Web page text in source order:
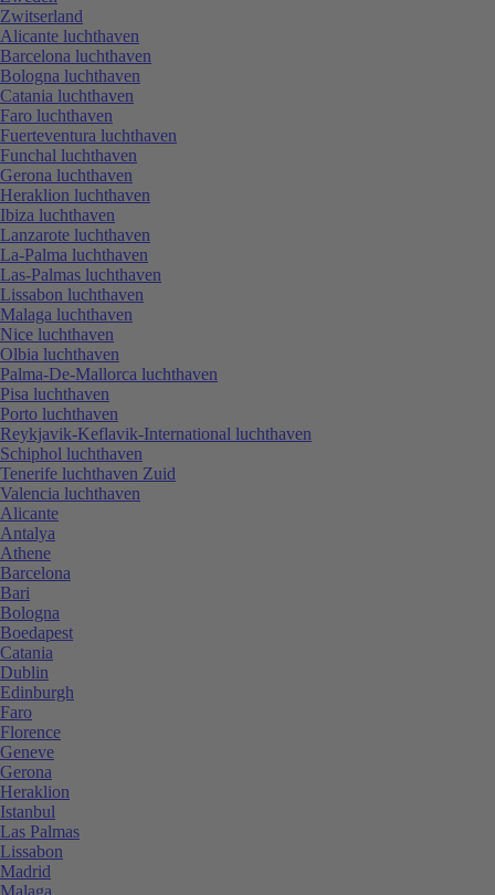
Zwitserland
Alicante luchthaven
Barcelona luchthaven
Bologna luchthaven
Catania luchthaven
Faro luchthaven
Fuerteventura luchthaven
Funchal luchthaven
Gerona luchthaven
Heraklion luchthaven
Ibiza luchthaven
Lanzarote luchthaven
La-Palma luchthaven
Las-Palmas luchthaven
Lissabon luchthaven
Malaga luchthaven
Nice luchthaven
Olbia luchthaven
Palma-De-Mallorca luchthaven
Pisa luchthaven
Porto luchthaven
Reykjavik-Keflavik-International luchthaven
Schiphol luchthaven
Tenerife luchthaven Zuid
Valencia luchthaven
Alicante
Antalya
Athene
Barcelona
Bari
Bologna
Boedapest
Catania
Dublin
Edinburgh
Faro
Florence
Geneve
Gerona
Heraklion
Istanbul
Las Palmas
Lissabon
Madrid
Malaga